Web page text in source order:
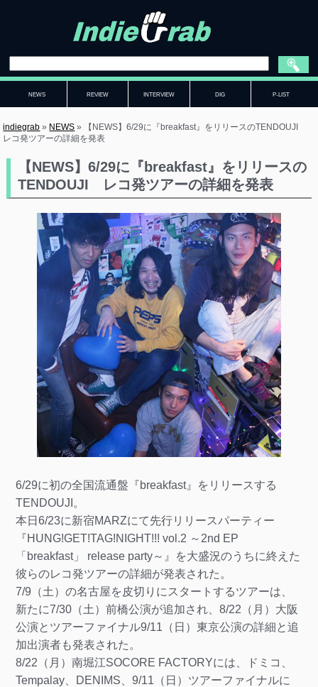
NEWS REVIEW INTERVIEW DIG P-LIST
indiegrab » NEWS »
【NEWS】6/29に『breakfast』をリリースのTENDOUJI
レコ発ツアーの詳細を発表
【NEWS】6/29に『breakfast』をリリースの
TENDOUJI レコ発ツアーの詳細を発表
6/29に初の全国流通盤『breakfast』をリリースする
TENDOUJI。
本日6/23に新宿MARZにて先行リリースパーティー
『HUNG!GET!TAG!NIGHT!!! vol.2 ～2nd EP
「breakfast」 release party～』を大盛況のうちに終えた
彼らのレコ発ツアーの詳細が発表された。
7/9（土）の名古屋を皮切りにスタートするツアーは、
新たに7/30（土）前橋公演が追加され、8/22（月）大阪
公演とツアーファイナル9/11（日）東京公演の詳細と追
加出演者も発表された。
8/22（月）南堀江SOCORE FACTORYには、ドミコ、
Tempalay、DENIMS、9/11（日）ツアーファイナルに